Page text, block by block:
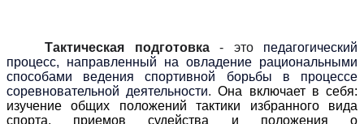
Тактическая подготовка- это педагогический
процесс, направленный на овладение рациональными
способами ведения спортивной борьбы в процессе
соревновательной деятельности. Она включает в себя:
изучение общих положений тактики избранного вида
спорта, приемов судейства и положения о